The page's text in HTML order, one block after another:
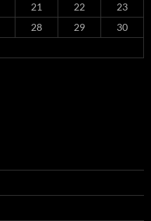
21 22
23
28 29
30